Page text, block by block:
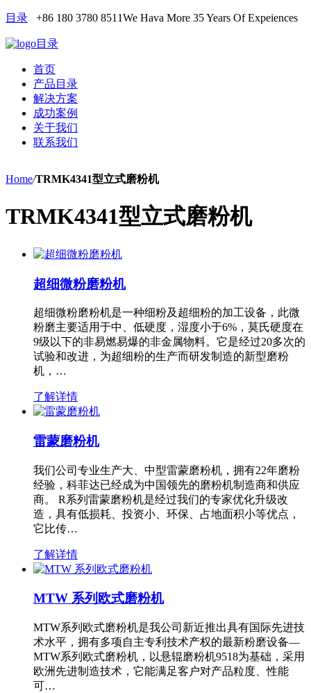
目录 +86 180 3780 8511We Hava More 35 Years Of Expeiences
目录
首页
产品目录
解决方案
成功案例
关于我们
联系我们
Home/TRMK4341型立式磨粉机
TRMK4341型立式磨粉机
超细微粉磨粉机
超细微粉磨粉机是一种细粉及超细粉的加工设备，此微
粉磨主要适用于中、低硬度，湿度小于6%，莫氏硬度在
9级以下的非易燃易爆的非金属物料。它是经过20多次的
试验和改进，为超细粉的生产而研发制造的新型磨粉
机，…
了解详情
雷蒙磨粉机
我们公司专业生产大、中型雷蒙磨粉机，拥有22年磨粉
经验，科菲达已经成为中国领先的磨粉机制造商和供应
商。 R系列雷蒙磨粉机是经过我们的专家优化升级改
造，具有低损耗、投资小、环保、占地面积小等优点，
它比传…
了解详情
MTW 系列欧式磨粉机
MTW系列欧式磨粉机是我公司新近推出具有国际先进技
术水平，拥有多项自主专利技术产权的最新粉磨设备—
MTW系列欧式磨粉机，以悬辊磨粉机9518为基础，采用
欧洲先进制造技术，它能满足客户对产品粒度、性能
可…